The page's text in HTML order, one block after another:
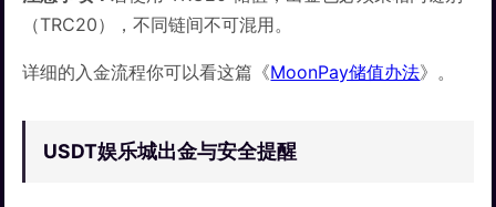
（TRC20），不同链间不可混用。
详细的入金流程你可以看这篇《MoonPay储值办法》。
USDT娱乐城出金与安全提醒